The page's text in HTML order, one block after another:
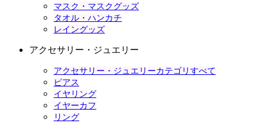
マスク・マスクグッズ
タオル・ハンカチ
レイングッズ
アクセサリー・ジュエリー
アクセサリー・ジュエリーカテゴリすべて
ピアス
イヤリング
イヤーカフ
リング